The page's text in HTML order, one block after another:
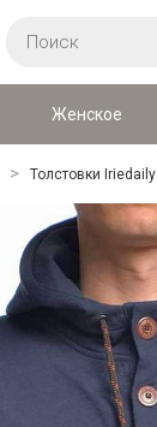
Толстовки Iriedaily
Женское